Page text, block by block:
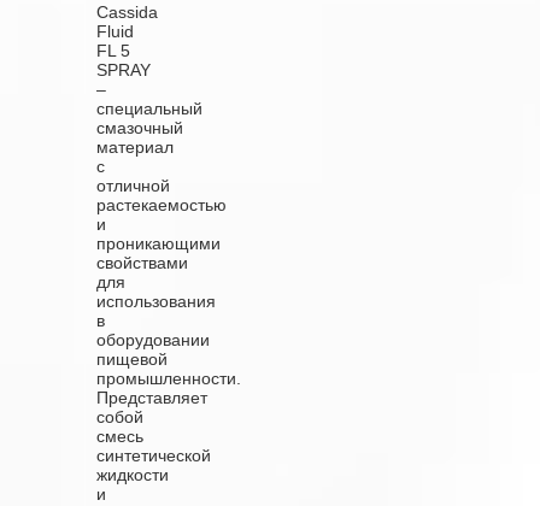
Cassida
Fluid
FL 5
SPRAY
–
специальный
смазочный
материал
с
отличной
растекаемостью
и
проникающими
свойствами
для
использования
в
оборудовании
пищевой
промышленности.
Представляет
собой
смесь
синтетической
жидкости
и